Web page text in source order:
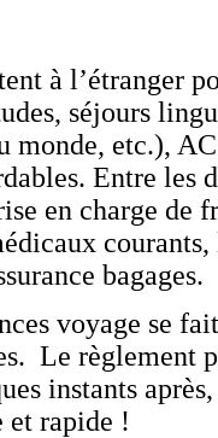
à l’étranger
séjours
monde, etc.),
Entre les
en charge de
bagages.
voyage se
Le règlement
instants
et rapide !